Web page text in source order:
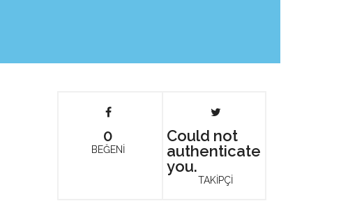
0
BEĞENİ
Could not
authenticate
you.
TAKİPÇİ